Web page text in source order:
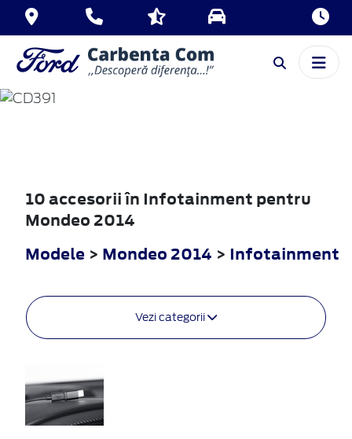
MONDEO
10 accesorii în Infotainment pentru
Mondeo 2014
Modele > Mondeo 2014 > Infotainment
Vezi categorii